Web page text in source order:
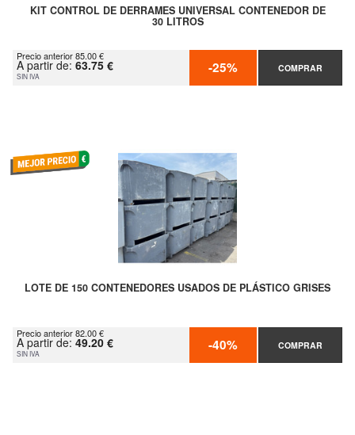
KIT CONTROL DE DERRAMES UNIVERSAL CONTENEDOR DE
30 LITROS
Precio anterior 85.00 €
A partir de: 63.75 €
SIN IVA -25% COMPRAR
LOTE DE 150 CONTENEDORES USADOS DE PLÁSTICO GRISES
Precio anterior 82.00 €
A partir de: 49.20 €
SIN IVA -40% COMPRAR